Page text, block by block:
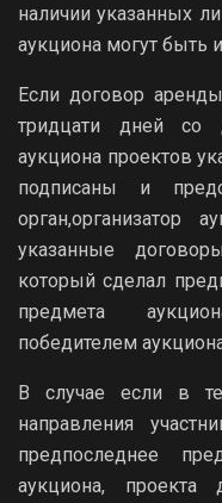
наличии указанных
аукциона могут быть
Если договор
тридцати дней со
аукциона проектов
подписаны и
орган,организатор
указанные
который сделал
предмета
победителем
В случае если в
направления
предпоследнее
аукциона, проекта